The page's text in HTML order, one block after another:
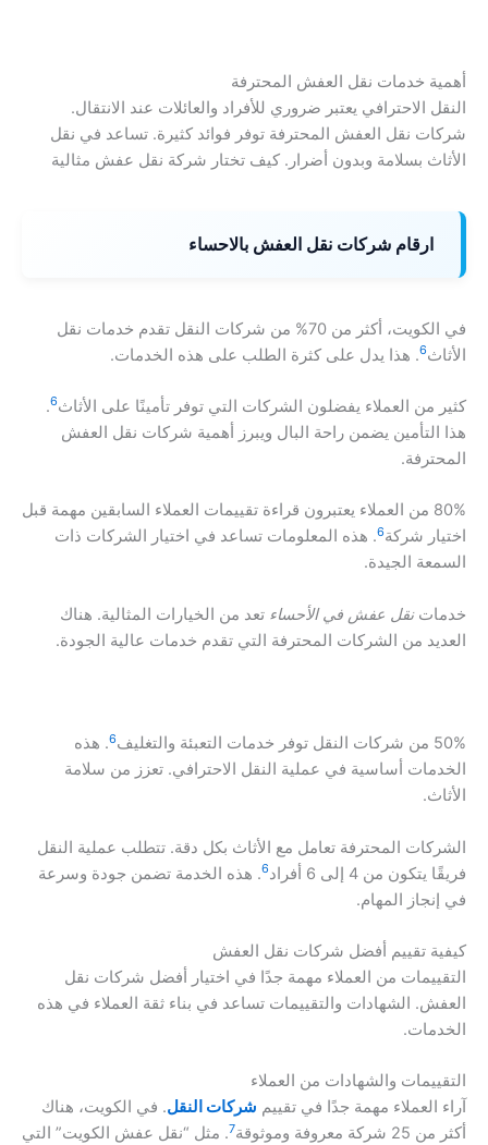
أهمية خدمات نقل العفش المحترفة
النقل الاحترافي يعتبر ضروري للأفراد والعائلات عند الانتقال.
شركات نقل العفش المحترفة توفر فوائد كثيرة. تساعد في نقل
الأثاث بسلامة وبدون أضرار. كيف تختار شركة نقل عفش مثالية
ارقام شركات نقل العفش بالاحساء
في الكويت، أكثر من 70% من شركات النقل تقدم خدمات نقل
الأثاث6. هذا يدل على كثرة الطلب على هذه الخدمات.
كثير من العملاء يفضلون الشركات التي توفر تأمينًا على الأثاث6
.
هذا التأمين يضمن راحة البال ويبرز أهمية شركات نقل العفش
المحترفة.
80% من العملاء يعتبرون قراءة تقييمات العملاء السابقين مهمة قبل
اختيار شركة6. هذه المعلومات تساعد في اختيار الشركات ذات
السمعة الجيدة.
خدماتنقل عفش في الأحساء تعد من الخيارات المثالية. هناك
العديد من الشركات المحترفة التي تقدم خدمات عالية الجودة.
50% من شركات النقل توفر خدمات التعبئة والتغليف 6. هذه
الخدمات أساسية في عملية النقل الاحترافي. تعزز من سلامة
الأثاث.
الشركات المحترفة تعامل مع الأثاث بكل دقة. تتطلب عملية النقل
فريقًا يتكون من 4 إلى 6 أفراد
6. هذه الخدمة تضمن جودة وسرعة
في إنجاز المهام.
كيفية تقييم أفضل شركات نقل العفش
التقييمات من العملاء مهمة جدًا في اختيار أفضل شركات نقل
العفش. الشهادات والتقييمات تساعد في بناء ثقة العملاء في هذه
الخدمات.
التقييمات والشهادات من العملاء
آراء العملاء مهمة جدًا في تقييم شركات النقل. في الكويت، هناك
أكثر من 25 شركة معروفة وموثوقة
7. مثل “نقل عفش الكويت” التي